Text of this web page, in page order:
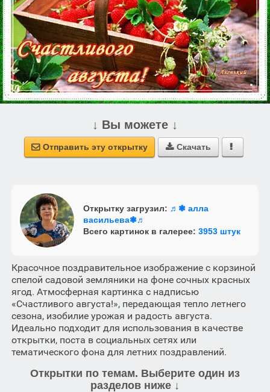
↓ Вы можете ↓
 Отправить эту открытку  Скачать 
Открытку загрузил: ♬❃ алла
васильева❃♬
Всего картинок в галерее: 3953 штук
Красочное поздравительное изображение с корзиной
спелой садовой земляники на фоне сочных красных
ягод. Атмосферная картинка с надписью
«Счастливого августа!», передающая тепло летнего
сезона, изобилие урожая и радость августа.
Идеально подходит для использования в качестве
открытки, поста в социальных сетях или
тематического фона для летних поздравлений.
Открытки по темам. Выберите один из
разделов ниже ↓